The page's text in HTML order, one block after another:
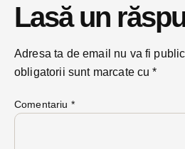
Lasă un
Adresa ta de email nu va fi
obligatorii sunt marcate cu*
Comentariu *